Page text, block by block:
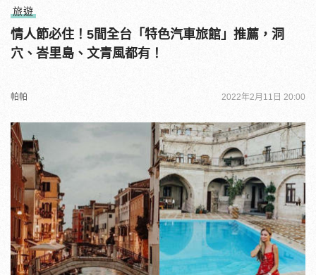
旅遊
情人節必住！5間全台「特色汽車旅館」推薦，洞
穴、峇里島、文青風都有！
帕帕 2022年2月11日 20:00